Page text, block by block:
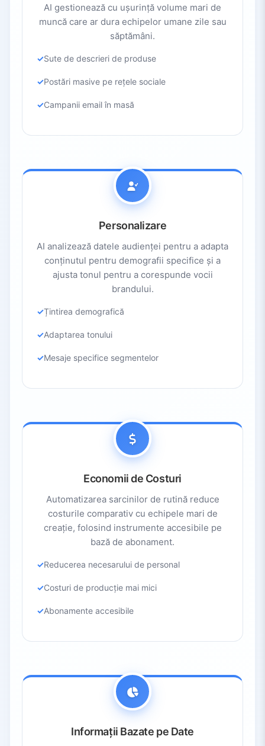
AI gestionează cu ușurință volume mari de
muncă care ar dura echipelor umane zile sau
săptămâni.
Sute de descrieri de produse
Postări masive pe rețele sociale
Campanii email în masă
Personalizare
AI analizează datele audienței pentru a adapta
conținutul pentru demografii specifice și a
ajusta tonul pentru a corespunde vocii
brandului.
Țintirea demografică
Adaptarea tonului
Mesaje specifice segmentelor
Economii de Costuri
Automatizarea sarcinilor de rutină reduce
costurile comparativ cu echipele mari de
creație, folosind instrumente accesibile pe
bază de abonament.
Reducerea necesarului de personal
Costuri de producție mai mici
Abonamente accesibile
Informații Bazate pe Date